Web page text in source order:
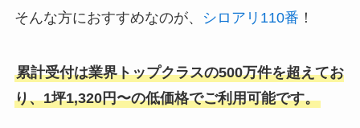
そんな方におすすめなのが、 シロアリ110番 ！
累計受付は業界トップクラスの500万件を超えてお
り、1坪1,320円〜の低価格でご利用可能です。